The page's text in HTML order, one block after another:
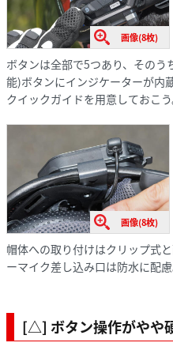
画像(8枚)
ボタンは全部で5つあり、その
能)ボタンにインジケーターが内
クイックガイドを用意しておこう
画像(8枚)
帽体への取り付けはクリップ式
ーマイク差し込み口は防水に配慮
[△] ボタン操作がやや